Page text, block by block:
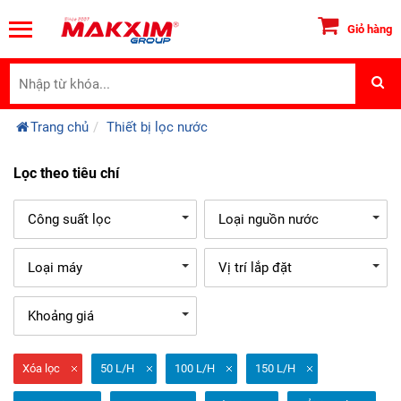
Giỏ hàng
Trang chủ Thiết bị lọc nước
Lọc theo tiêu chí
Công suất lọc Loại nguồn nước
Loại máy Vị trí lắp đặt
Khoảng giá
Xóa lọc 50 L/H 100 L/H 150 L/H